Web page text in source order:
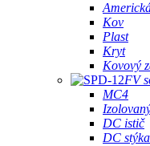
Kov
Plast
Kryt
Kovový
FV
MC4
DC istič
DC